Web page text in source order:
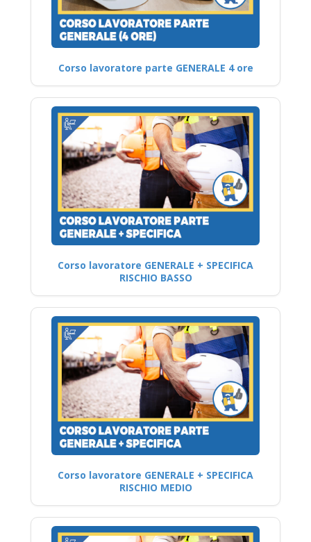
Corso lavoratore parte GENERALE 4 ore
Corso lavoratore GENERALE + SPECIFICA
RISCHIO BASSO
Corso lavoratore GENERALE + SPECIFICA
RISCHIO MEDIO